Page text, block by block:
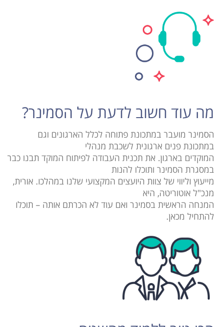
מה עוד חשוב לדעת על הסמינר?
הסמינר מועבר במתכונת פתוחה לכלל הארגונים וגם
במתכונת פנים ארגונית לשכבת מנהלי
המוקדים בארגון. את תכנית העבודה לפיתוח המוקד תבנו כבר
במסגרת הסמינר ותוכלו להנות
מייעוץ וליווי של צוות היועצים המקצועי שלנו במהלכו. אורית,
מנכ"ל אוטוריטה, היא
המנחה הראשית בסמינר ואם עוד לא הכרתם אותה – תוכלו
להתחיל מכאן.